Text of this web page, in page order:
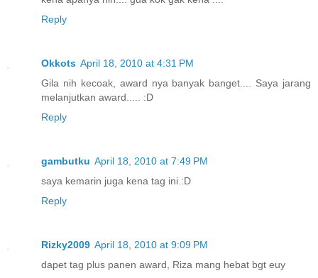
Reply
Okkots April 18, 2010 at 4:31 PM
Gila nih kecoak, award nya banyak banget.... Saya jarang
melanjutkan award..... :D
Reply
gambutku April 18, 2010 at 7:49 PM
saya kemarin juga kena tag ini.:D
Reply
Rizky2009 April 18, 2010 at 9:09 PM
dapet tag plus panen award, Riza mang hebat bgt euy